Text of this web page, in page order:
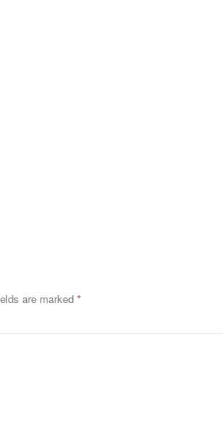
are marked *